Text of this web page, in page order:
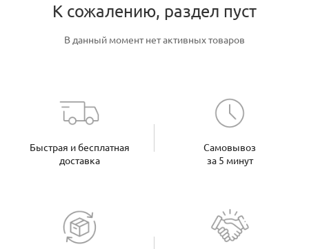
К сожалению, раздел пуст
В данный момент нет активных товаров
Быстрая и бесплатная
доставка
Самовывоз
за 5 минут